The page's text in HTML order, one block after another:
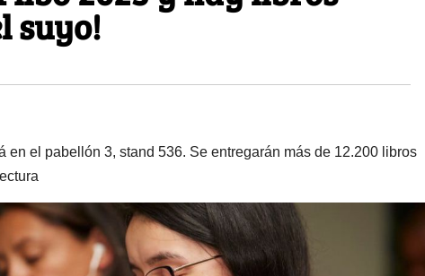
suyo!
en el pabellón 3, stand 536. Se entregarán más de 12.200 libros